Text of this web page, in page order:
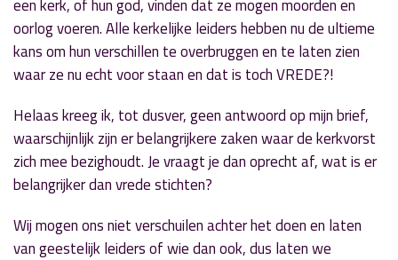
een kerk, of hun god, vinden dat ze mogen moorden en
oorlog voeren. Alle kerkelijke leiders hebben nu de ultieme
kans om hun verschillen te overbruggen en te laten zien
waar ze nu echt voor staan en dat is toch VREDE?!
Helaas kreeg ik, tot dusver, geen antwoord op mijn brief,
waarschijnlijk zijn er belangrijkere zaken waar de kerkvorst
zich mee bezighoudt. Je vraagt je dan oprecht af, wat is er
belangrijker dan vrede stichten?
Wij mogen ons niet verschuilen achter het doen en laten
van geestelijk leiders of wie dan ook, dus laten we